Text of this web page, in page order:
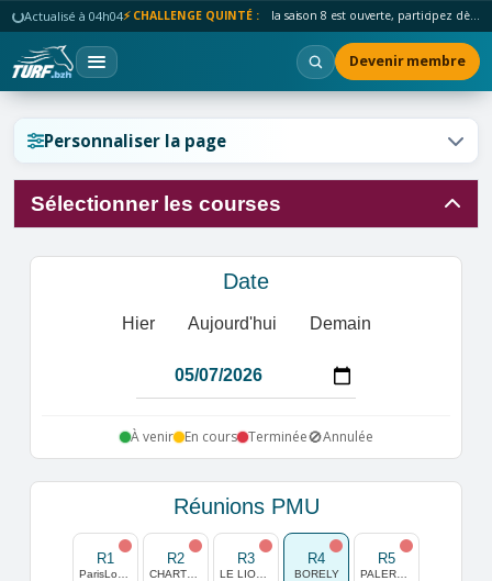
Actualisé à 04h04⚡ CHALLENGE QUINTÉ : la saison 8 est ouverte, participez dès maintenant !
Devenir membre
Personnaliser la page
Sélectionner les courses
Date
Hier Aujourd'hui Demain
À venir En cours Terminée🚫Annulée
Réunions PMU
R1 R2 R3 R4
BORELY
R5
Réinitialiser l'affichage ?
Réinitialiser